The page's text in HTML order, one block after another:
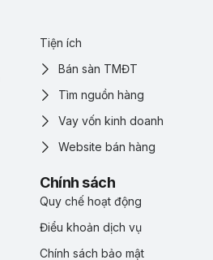
Tiện ích
Bán sàn TMĐT
Tìm nguồn hàng
Vay vốn kinh doanh
Website bán hàng
Chính sách
Quy chế hoạt động
Điểu khoản dịch vụ
Chính sách bảo mật